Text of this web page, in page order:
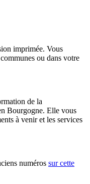
imprimée. Vous
ou dans votre
de la
Bourgogne. Elle vous
à venir et les services
numéros sur cette